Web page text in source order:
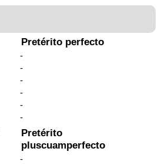
Pretérito perfecto
-
-
-
-
-
-
Pretérito
pluscuamperfecto
-